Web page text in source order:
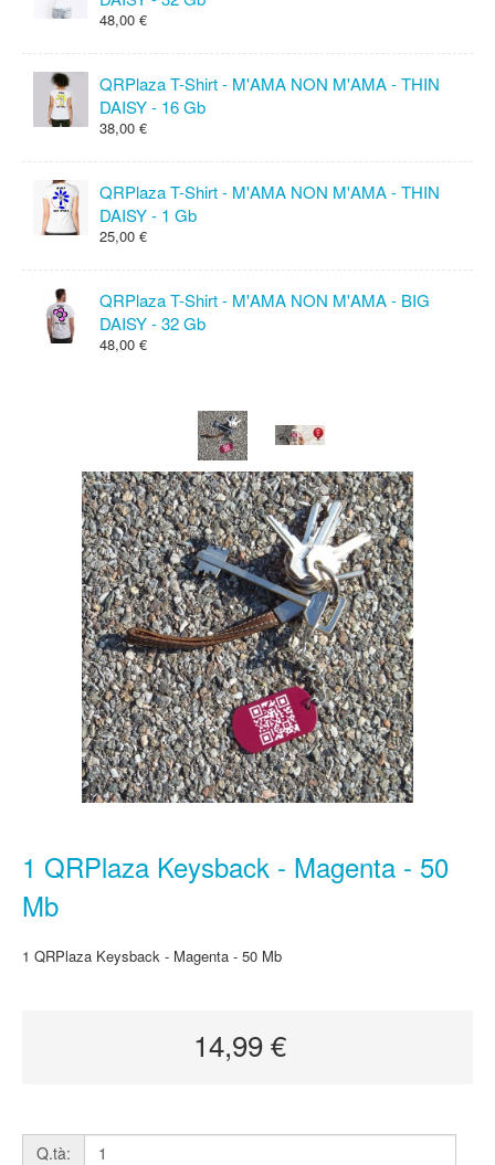
48,00 €
QRPlaza T-Shirt - M'AMA NON M'AMA - THIN
DAISY - 16 Gb
38,00 €
QRPlaza T-Shirt - M'AMA NON M'AMA - THIN
DAISY - 1 Gb
25,00 €
QRPlaza T-Shirt - M'AMA NON M'AMA - BIG
DAISY - 32 Gb
48,00 €
1 QRPlaza Keysback - Magenta - 50
Mb
1 QRPlaza Keysback - Magenta - 50 Mb
14,99 €
Q.tà: